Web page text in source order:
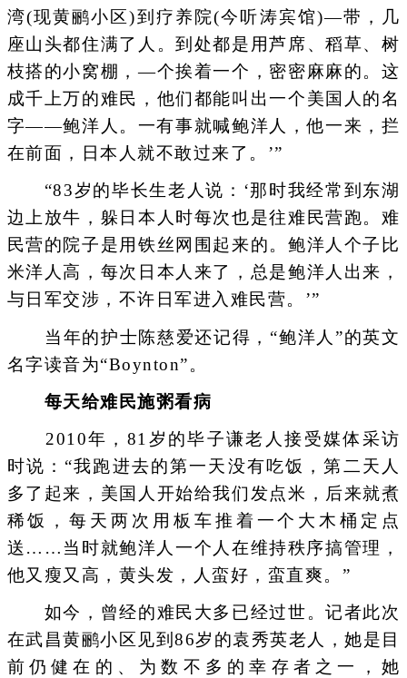
湾(现黄鹂小区)到疗养院(今听涛宾馆)—带，几
座山头都住满了人。到处都是用芦席、稻草、树
枝搭的小窝棚，—个挨着一个，密密麻麻的。这
成千上万的难民，他们都能叫出一个美国人的名
字——鲍洋人。一有事就喊鲍洋人，他一来，拦
在前面，日本人就不敢过来了。’”
“83岁的毕长生老人说：‘那时我经常到东湖
边上放牛，躲日本人时每次也是往难民营跑。难
民营的院子是用铁丝网围起来的。鲍洋人个子比
米洋人高，每次日本人来了，总是鲍洋人出来，
与日军交涉，不许日军进入难民营。’”
当年的护士陈慈爱还记得，“鲍洋人”的英文
名字读音为“Boynton”。
每天给难民施粥看病
2010年，81岁的毕子谦老人接受媒体采访
时说：“我跑进去的第一天没有吃饭，第二天人
多了起来，美国人开始给我们发点米，后来就煮
稀饭，每天两次用板车推着一个大木桶定点
送……当时就鲍洋人一个人在维持秩序搞管理，
他又瘦又高，黄头发，人蛮好，蛮直爽。”
如今，曾经的难民大多已经过世。记者此次
在武昌黄鹂小区见到86岁的袁秀英老人，她是目
前仍健在的、为数不多的幸存者之一，她